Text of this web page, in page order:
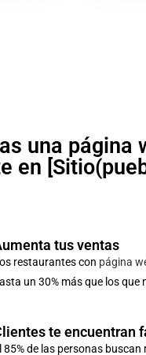
una página
en
tus ventas
restaurantes con página
un 30% más que los que
te encuentran
85% de las personas